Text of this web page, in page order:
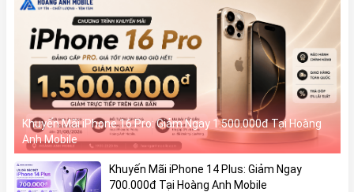
Khuyến Mãi iPhone 16 Pro: Giảm Ngay 1.500.000đ Tại Hoàng
Anh Mobile
Khuyến Mãi iPhone 14 Plus: Giảm Ngay
700.000đ Tại Hoàng Anh Mobile